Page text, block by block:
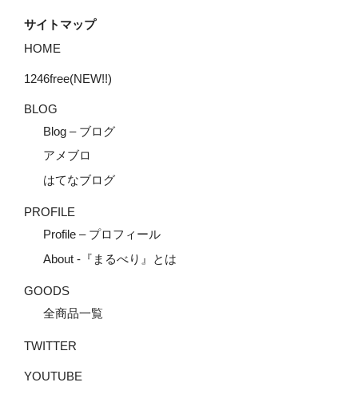
サイトマップ
HOME
1246free(NEW!!)
BLOG
Blog – ブログ
アメブロ
はてなブログ
PROFILE
Profile – プロフィール
About -『まるべり』とは
GOODS
全商品一覧
TWITTER
YOUTUBE